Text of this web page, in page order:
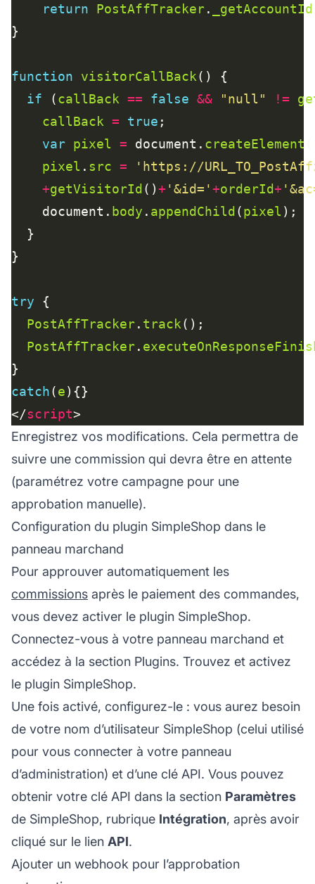
return
PostAffTracker. _getAccountId
function visitorCallBack
if (callBack == false && "null" !=
callBack = true
var pixel = document. createElement
pixel . src =
'https://
+getVisitorId()+ '&id='+orderId+
    document.
body . appendChild(pixel
try
PostAffTracker. track
PostAffTracker.
catch(e
</script
Enregistrez vos modifications. Cela permettra de
suivre une commission qui devra être en attente
(paramétrez votre campagne pour une
approbation manuelle).
Configuration du plugin SimpleShop dans le
panneau marchand
Pour approuver automatiquement les
commissions après le paiement des commandes,
vous devez activer le plugin SimpleShop.
Connectez-vous à votre panneau marchand et
accédez à la section Plugins. Trouvez et activez
le plugin SimpleShop.
Une fois activé, configurez-le : vous aurez besoin
de votre nom d’utilisateur SimpleShop (celui utilisé
pour vous connecter à votre panneau
d’administration) et d’une clé API. Vous pouvez
obtenir votre clé API dans la section Paramètres
de SimpleShop, rubrique Intégration, après avoir
cliqué sur le lien API.
Ajouter un webhook pour l’approbation